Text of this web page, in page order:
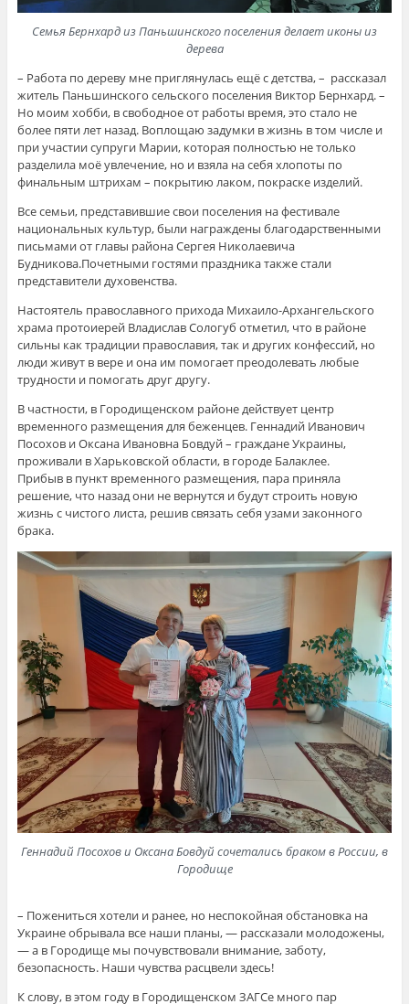
Семья Бернхард из Паньшинского поселения делает иконы из
дерева
– Работа по дереву мне приглянулась ещё с детства, – рассказал
житель Паньшинского сельского поселения Виктор Бернхард. –
Но моим хобби, в свободное от работы время, это стало не
более пяти лет назад. Воплощаю задумки в жизнь в том числе и
при участии супруги Марии, которая полностью не только
разделила моё увлечение, но и взяла на себя хлопоты по
финальным штрихам – покрытию лаком, покраске изделий.
Все семьи, представившие свои поселения на фестивале
национальных культур, были награждены благодарственными
письмами от главы района Сергея Николаевича
Будникова.Почетными гостями праздника также стали
представители духовенства.
Настоятель православного прихода Михаило-Архангельского
храма протоиерей Владислав Сологуб отметил, что в районе
сильны как традиции православия, так и других конфессий, но
люди живут в вере и она им помогает преодолевать любые
трудности и помогать друг другу.
В частности, в Городищенском районе действует центр
временного размещения для беженцев. Геннадий Иванович
Посохов и Оксана Ивановна Бовдуй – граждане Украины,
проживали в Харьковской области, в городе Балаклее.
Прибыв в пункт временного размещения, пара приняла
решение, что назад они не вернутся и будут строить новую
жизнь с чистого листа, решив связать себя узами законного
брака.
Геннадий Посохов и Оксана Бовдуй сочетались браком в России, в
Городище
– Пожениться хотели и ранее, но неспокойная обстановка на
Украине обрывала все наши планы, — рассказали молодожены,
— а в Городище мы почувствовали внимание, заботу,
безопасность. Наши чувства расцвели здесь!
К слову, в этом году в Городищенском ЗАГСе много пар